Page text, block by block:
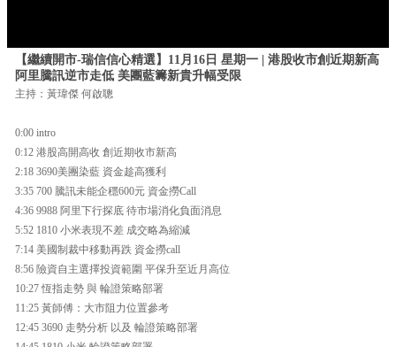
【繼續開市-瑞信信心精選】11月16日 星期一 | 港股收市創近期新高
阿里騰訊逆市走低 美團藍籌新貴升幅受限
主持：黃瑋傑 何啟聰
0:00 intro
0:12 港股高開高收 創近期收市新高
2:18 3690美團染藍 資金趁高獲利
3:35 700 騰訊未能企穩600元 資金撈Call
4:36 9988 阿里下行探底 待市場消化負面消息
5:52 1810 小米表現不差 成交略為縮減
7:14 美國制裁中移動再跌 資金撈call
8:56 險資自主選擇投資範圍 平保升至近月高位
10:27 恆指走勢 與 輪證策略部署
11:25 黃師傅：大市阻力位置參考
12:45 3690 走勢分析 以及 輪證策略部署